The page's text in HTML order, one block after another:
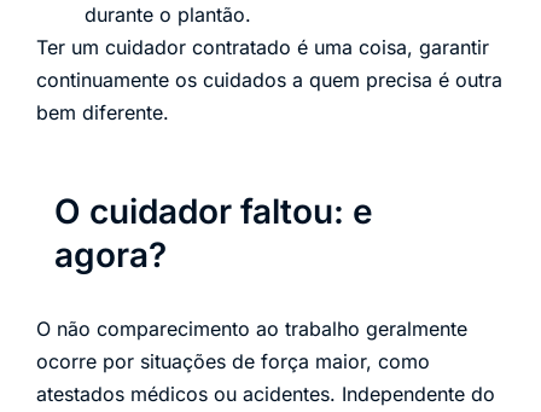
durante o plantão.
Ter um cuidador contratado é uma coisa, garantir
continuamente os cuidados a quem precisa é outra
bem diferente.
O cuidador faltou: e
agora?
O não comparecimento ao trabalho geralmente
ocorre por situações de força maior, como
atestados médicos ou acidentes. Independente do